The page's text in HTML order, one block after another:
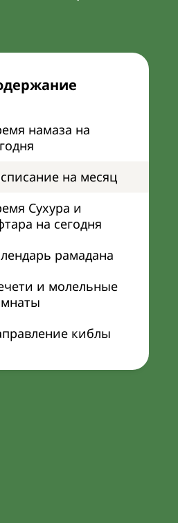
намаза на
на месяц
Сухура и
на сегодня
рамадана
и молельные
киблы